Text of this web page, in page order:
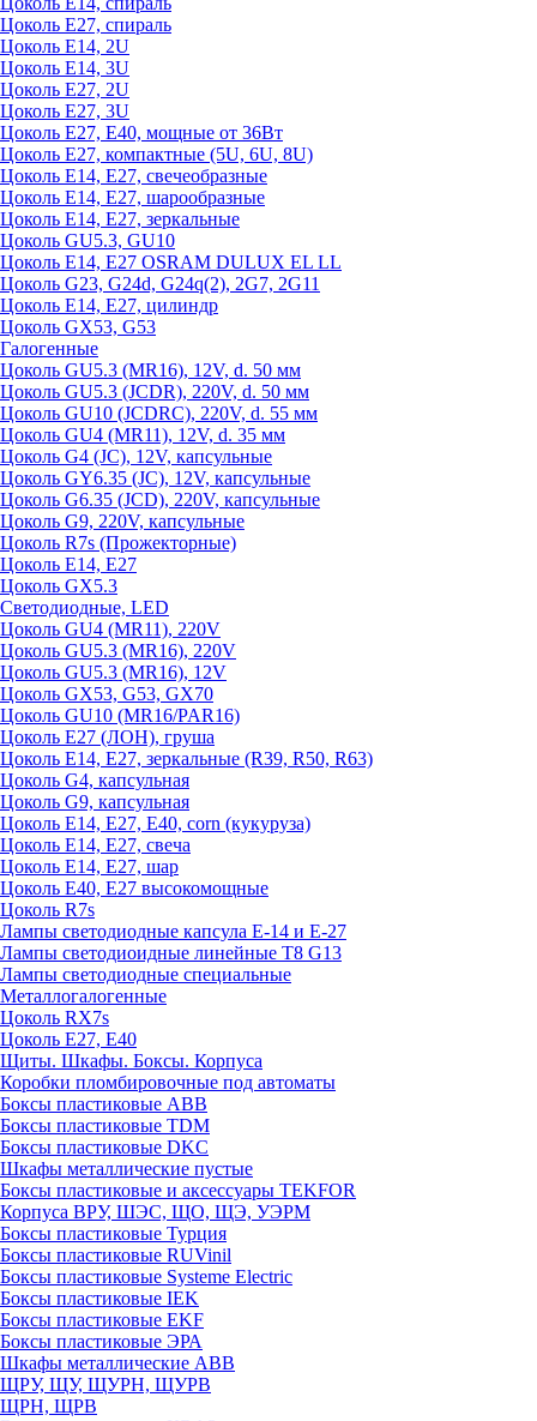
Цоколь Е27, спираль
Цоколь Е14, 2U
Цоколь Е14, 3U
Цоколь Е27, 2U
Цоколь Е27, 3U
Цоколь Е27, Е40, мощные от 36Вт
Цоколь Е27, компактные (5U, 6U, 8U)
Цоколь Е14, Е27, свечеобразные
Цоколь Е14, Е27, шарообразные
Цоколь Е14, Е27, зеркальные
Цоколь GU5.3, GU10
Цоколь Е14, Е27 OSRAM DULUX EL LL
Цоколь G23, G24d, G24q(2), 2G7, 2G11
Цоколь Е14, Е27, цилиндр
Цоколь GX53, G53
Галогенные
Цоколь GU5.3 (MR16), 12V, d. 50 мм
Цоколь GU5.3 (JCDR), 220V, d. 50 мм
Цоколь GU10 (JCDRC), 220V, d. 55 мм
Цоколь GU4 (MR11), 12V, d. 35 мм
Цоколь G4 (JC), 12V, капсульные
Цоколь GY6.35 (JC), 12V, капсульные
Цоколь G6.35 (JCD), 220V, капсульные
Цоколь G9, 220V, капсульные
Цоколь R7s (Прожекторные)
Цоколь E14, E27
Цоколь GX5.3
Светодиодные, LED
Цоколь GU4 (MR11), 220V
Цоколь GU5.3 (MR16), 220V
Цоколь GU5.3 (MR16), 12V
Цоколь GX53, G53, GX70
Цоколь GU10 (MR16/PAR16)
Цоколь Е27 (ЛОН), груша
Цоколь Е14, Е27, зеркальные (R39, R50, R63)
Цоколь G4, капсульная
Цоколь G9, капсульная
Цоколь Е14, Е27, Е40, corn (кукуруза)
Цоколь Е14, Е27, свеча
Цоколь Е14, Е27, шар
Цоколь Е40, Е27 высокомощные
Цоколь R7s
Лампы светодиодные капсула Е-14 и Е-27
Лампы светодиоидные линейные T8 G13
Лампы светодиодные специальные
Металлогалогенные
Цоколь RX7s
Цоколь Е27, E40
Щиты. Шкафы. Боксы. Корпуса
Коробки пломбировочные под автоматы
Боксы пластиковые ABB
Боксы пластиковые TDM
Боксы пластиковые DKC
Шкафы металлические пустые
Боксы пластиковые и аксессуары TEKFOR
Корпуса ВРУ, ШЭС, ЩО, ЩЭ, УЭРМ
Боксы пластиковые Турция
Боксы пластиковые RUVinil
Боксы пластиковые Systeme Electric
Боксы пластиковые IEK
Боксы пластиковые EKF
Боксы пластиковые ЭРА
Шкафы металлические ABB
ЩРУ, ЩУ, ЩУРН, ЩУРВ
ЩРН, ЩРВ